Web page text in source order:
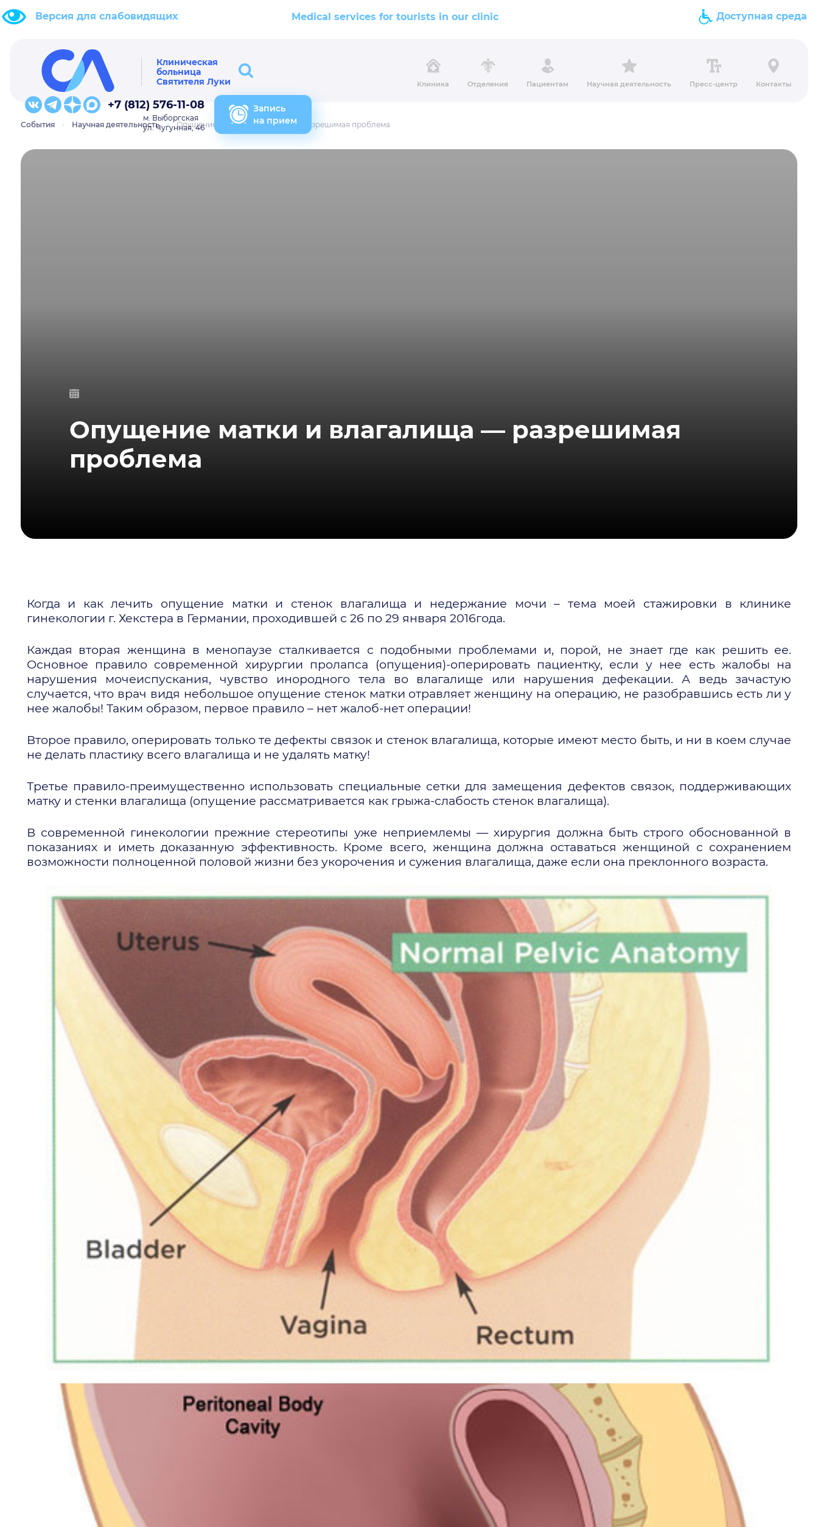
Версия для слабовидящих Medical services for tourists in our clinic Доступная среда
Клиническая
больница
Святителя Луки
Клиника Отделения Пациентам Научная деятельность Пресс-центр Контакты
+7 (812) 576-11-08
м. Выборгская
ул. Чугунная, 46
Запись
на прием
События Научная деятельность Опущение матки и влагалища — разрешимая проблема
Опущение матки и влагалища — разрешимая
проблема
Когда и как лечить опущение матки и стенок влагалища и недержание мочи – тема моей стажировки в клинике
гинекологии г. Хекстера в Германии, проходившей с 26 по 29 января 2016года.
Каждая вторая женщина в менопаузе сталкивается с подобными проблемами и, порой, не знает где как решить ее.
Основное правило современной хирургии пролапса (опущения)-оперировать пациентку, если у нее есть жалобы на
нарушения мочеиспускания, чувство инородного тела во влагалище или нарушения дефекации. А ведь зачастую
случается, что врач видя небольшое опущение стенок матки отравляет женщину на операцию, не разобравшись есть ли у
нее жалобы! Таким образом, первое правило – нет жалоб-нет операции!
Второе правило, оперировать только те дефекты связок и стенок влагалища, которые имеют место быть, и ни в коем случае
не делать пластику всего влагалища и не удалять матку!
Третье правило-преимущественно использовать специальные сетки для замещения дефектов связок, поддерживающих
матку и стенки влагалища (опущение рассматривается как грыжа-слабость стенок влагалища).
В современной гинекологии прежние стереотипы уже неприемлемы — хирургия должна быть строго обоснованной в
показаниях и иметь доказанную эффективность. Кроме всего, женщина должна оставаться женщиной с сохранением
возможности полноценной половой жизни без укорочения и сужения влагалища, даже если она преклонного возраста.